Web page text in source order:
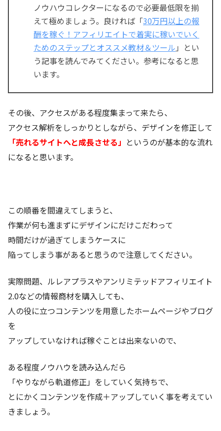
ノウハウコレクターになるので必要最低限を揃
えて極めましょう。良ければ「30万円以上の報
酬を稼ぐ！アフィリエイトで着実に稼いでいく
ためのステップとオススメ教材＆ツール 」とい
う記事を読んでみてください。参考になると思
います。
その後、アクセスがある程度集まって来たら、
アクセス解析をしっかりとしながら、デザインを修正して
「売れるサイトへと成長させる」 というのが基本的な流れ
になると思います。
この順番を間違えてしまうと、
作業が何も進まずにデザインにだけこだわって
時間だけが過ぎてしまうケースに
陥ってしまう事があると思うので注意してください。
実際問題、ルレアプラスやアンリミテッドアフィリエイト
2.0などの情報商材を購入しても、
人の役に立つコンテンツを用意したホームページやブログ
を
アップしていなければ稼ぐことは出来ないので、
ある程度ノウハウを読み込んだら
「やりながら軌道修正」をしていく気持ちで、
とにかくコンテンツを作成＋アップしていく事を考えてい
きましょう。